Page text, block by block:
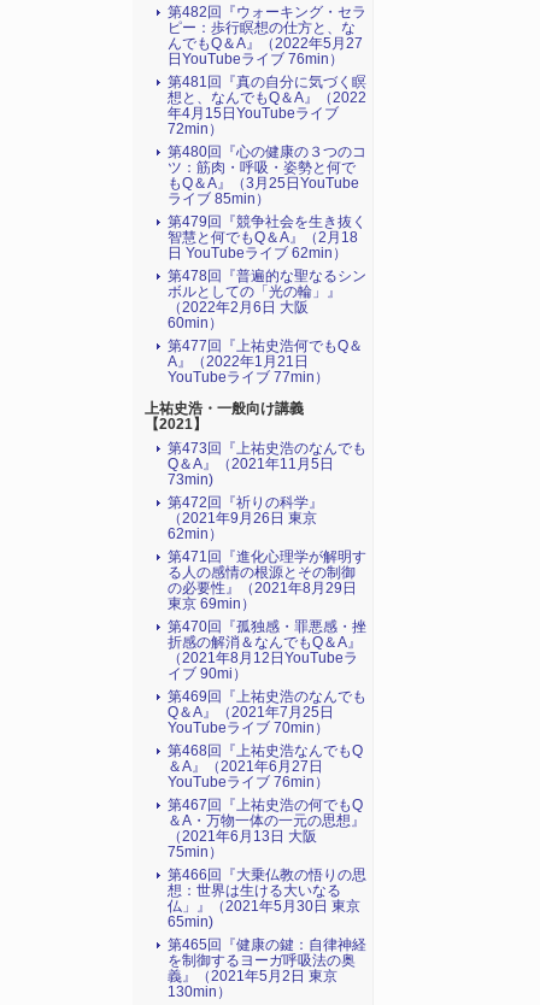
第482回『ウォーキング・セラ
ピー：歩行瞑想の仕方と、な
んでもQ＆A』（2022年5月27
日YouTubeライブ 76min）
第481回『真の自分に気づく瞑
想と、なんでもQ＆A』（2022
年4月15日YouTubeライブ
72min）
第480回『心の健康の３つのコ
ツ：筋肉・呼吸・姿勢と何で
もQ＆A』（3月25日YouTube
ライブ 85min）
第479回『競争社会を生き抜く
智慧と何でもQ＆A』（2月18
日 YouTubeライブ 62min）
第478回『普遍的な聖なるシン
ボルとしての「光の輪」』
（2022年2月6日 大阪
60min）
第477回『上祐史浩何でもQ＆
A』（2022年1月21日
YouTubeライブ 77min）
上祐史浩・一般向け講義
【2021】
第473回『上祐史浩のなんでも
Q＆A』（2021年11月5日
73min)
第472回『祈りの科学』
（2021年9月26日 東京
62min）
第471回『進化心理学が解明す
る人の感情の根源とその制御
の必要性』（2021年8月29日
東京 69min）
第470回『孤独感・罪悪感・挫
折感の解消＆なんでもQ＆A』
（2021年8月12日YouTubeラ
イブ 90mi）
第469回『上祐史浩のなんでも
Q＆A』（2021年7月25日
YouTubeライブ 70min）
第468回『上祐史浩なんでもQ
＆A』（2021年6月27日
YouTubeライブ 76min）
第467回『上祐史浩の何でもQ
＆A・万物一体の一元の思想』
（2021年6月13日 大阪
75min）
第466回『大乗仏教の悟りの思
想：世界は生ける大いなる
仏」』（2021年5月30日 東京
65min)
第465回『健康の鍵：自律神経
を制御するヨーガ呼吸法の奥
義』（2021年5月2日 東京
130min）